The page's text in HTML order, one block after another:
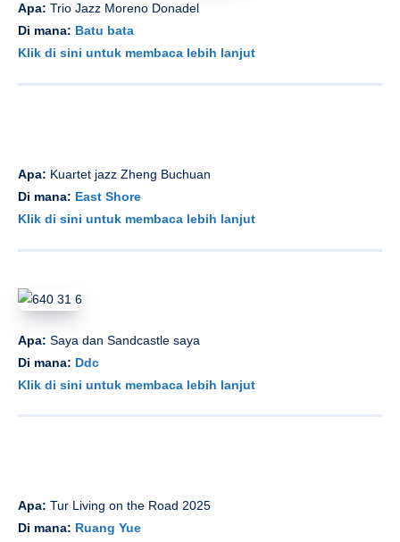
Apa: Trio Jazz Moreno Donadel
Di mana: Batu bata
Klik di sini untuk membaca lebih lanjut
Apa: Kuartet jazz Zheng Buchuan
Di mana: East Shore
Klik di sini untuk membaca lebih lanjut
Apa: Saya dan Sandcastle saya
Di mana: Ddc
Klik di sini untuk membaca lebih lanjut
Apa: Tur Living on the Road 2025
Di mana: Ruang Yue